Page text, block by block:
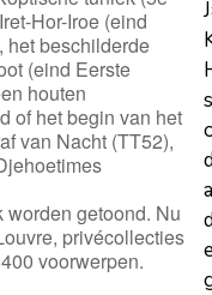
Hor-Iroe (eind
het beschilderde
(eind Eerste
houten
of het begin van het
van Nacht (TT52),
worden getoond. Nu
privécollecties
voorwerpen.